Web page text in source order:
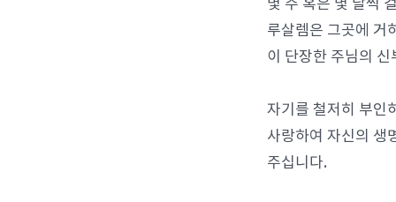
몇 주 혹은 몇 달씩
루살렘은 그곳에 거
이 단장한 주님의 신
자기를 철저히 부인
사랑하여 자신의 생
주십니다.